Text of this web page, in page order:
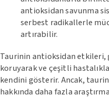
antioksidan savunma
serbest radikallerle
artırabilir.
Taurinin antioksidan etkileri,
koruyarak ve çeşitli
kendini gösterir. Ancak,
hakkında daha fazla